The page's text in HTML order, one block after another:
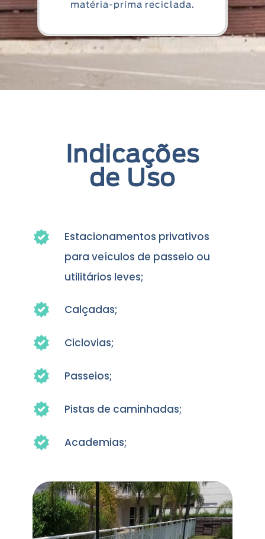
matéria-prima reciclada.
Indicações
de Uso
Estacionamentos privativos
para veículos de passeio ou
utilitários leves;
Calçadas;
Ciclovias;
Passeios;
Pistas de caminhadas;
Academias;